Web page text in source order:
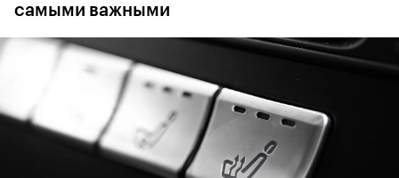
самыми важными